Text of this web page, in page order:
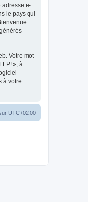
adresse e-
le pays qui
Votre mot
», à
à votre
UTC+02:00